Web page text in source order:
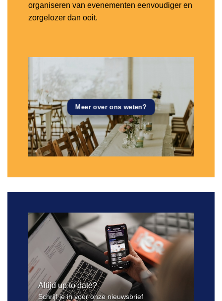
organiseren van evenementen eenvoudiger en
zorgelozer dan ooit.
Meer over ons weten?
Altijd up to date?
Schrijf je in voor onze nieuwsbrief